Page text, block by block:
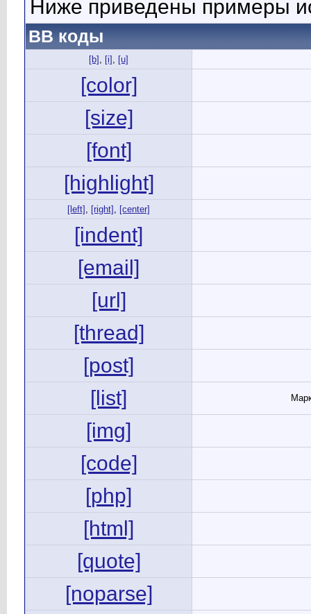
Ниже приведены примеры
BB коды
[b] , [i] , [u]
[color]
[size]
[font]
[highlight]
[left] , [right] , [center]
[indent]
[email]
[url]
[thread]
[post]
[list]
[img]
[code]
[php]
[html]
[quote]
[noparse]